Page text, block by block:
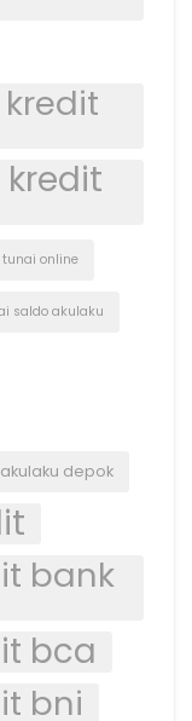
tunai online
saldo akulaku
depok
bank
bca
bni